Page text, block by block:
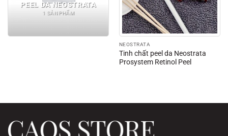
PEEL DA NEOSTRATA
1 SẢN PHẨM
NEOSTRATA
Tinh chất peel da Neostrata
Prosystem Retinol Peel